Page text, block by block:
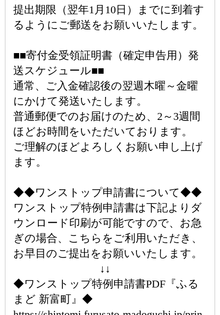
提出期限（翌年1月10日）までに到着す
るようにご郵送をお願いいたします。
■■寄付金受領証明書（確定申告用）発
送スケジュール■■
通常、ご入金確認後の翌週木曜～金曜
にかけて発送いたします。
普通郵便でのお届けのため、2～3週間
ほどお時間をいただいております。
ご理解のほどよろしくお願い申し上げ
ます。
◆◆ワンストップ申請書について◆◆
ワンストップ特例申請書は下記よりダ
ウンロード印刷が可能ですので、お急
ぎの場合、こちらをご利用いただき、
お早目のご提出をお願いいたします。
↓↓
◆ワンストップ特例申請書PDF『ふる
まど 新富町』◆